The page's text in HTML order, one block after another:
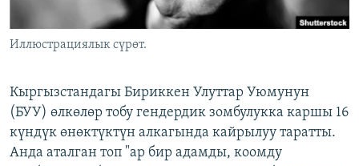
Иллюстрациялык сүрөт.
Кыргызстандагы Бириккен Улуттар Уюмунун
(БУУ) өлкөлөр тобу гендердик зомбулукка каршы 16
күндүк өнөктүктүн алкагында кайрылуу таратты.
Анда аталган топ "ар бир адамды, коомду